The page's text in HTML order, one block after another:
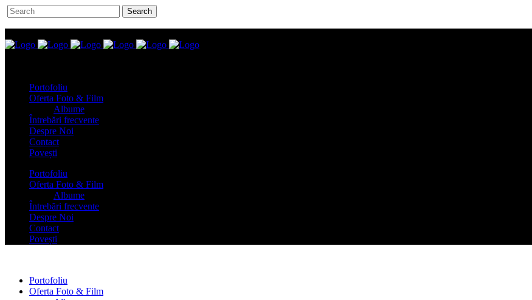
Portofoliu
Oferta Foto & Film
Albume
Întrebări frecvente
Despre Noi
Contact
Povești
Portofoliu
Oferta Foto & Film
Albume
Întrebări frecvente
Despre Noi
Contact
Povești
Portofoliu
Oferta Foto & Film